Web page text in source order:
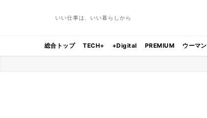
いい仕事は、いい暮らしから
総合トップ TECH+ +Digital PREMIUM ウーマン